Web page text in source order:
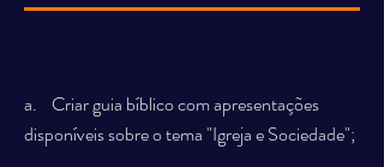
a. Criar guia bíblico com apresentações
disponíveis sobre o tema "Igreja e Sociedade";